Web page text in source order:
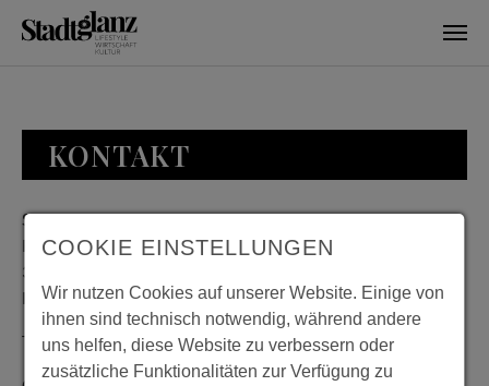
KONTAKT
Stadtglanz / mediaworld GmbH
Bankplatz 8
38100 Braunschweig
Deutschland
Telefon: 0531 482010-20
COOKIE EINSTELLUNGEN
Wir nutzen Cookies auf unserer Website. Einige von
ihnen sind technisch notwendig, während andere
uns helfen, diese Website zu verbessern oder
zusätzliche Funktionalitäten zur Verfügung zu